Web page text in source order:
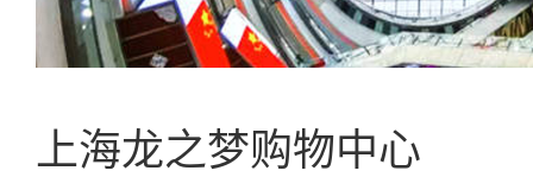
上海龙之梦购物中心